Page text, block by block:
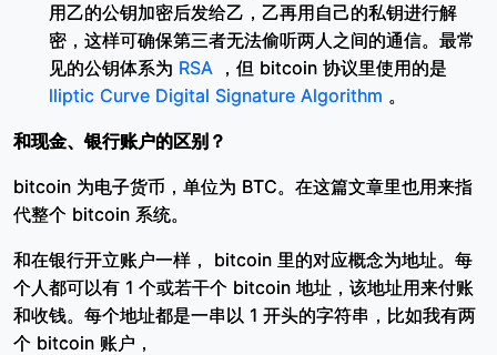
用乙的公钥加密后发给乙，乙再用自己的私钥进行解
密，这样可确保第三者无法偷听两人之间的通信。最常
见的公钥体系为 RSA ，但 bitcoin 协议里使用的是
lliptic Curve Digital Signature Algorithm 。
和现金、银行账户的区别？
bitcoin 为电子货币，单位为 BTC。在这篇文章里也用来指
代整个 bitcoin 系统。
和在银行开立账户一样， bitcoin 里的对应概念为地址。每
个人都可以有 1 个或若干个 bitcoin 地址，该地址用来付账
和收钱。每个地址都是一串以 1 开头的字符串，比如我有两
个 bitcoin 账户，